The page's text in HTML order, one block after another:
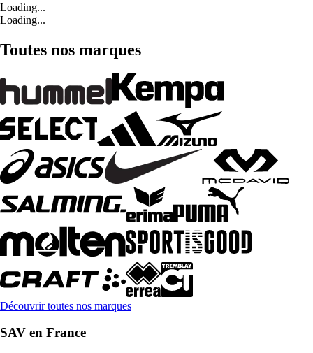
Loading...
Loading...
Toutes nos marques
Découvrir toutes nos marques
SAV en France